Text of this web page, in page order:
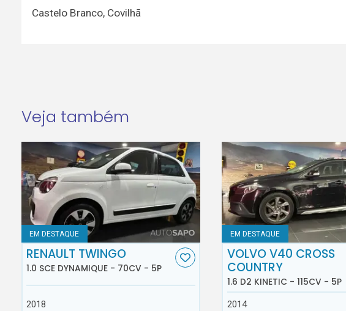
Castelo Branco, Covilhã
Veja também
EM DESTAQUE
RENAULT TWINGO
1.0 SCE DYNAMIQUE - 70CV - 5P
2018
EM DESTAQUE
VOLVO V40 CROSS
COUNTRY
1.6 D2 KINETIC - 115CV - 5P
2014